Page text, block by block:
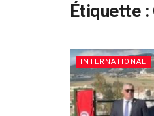
Étiquette :
INTERNATIONAL